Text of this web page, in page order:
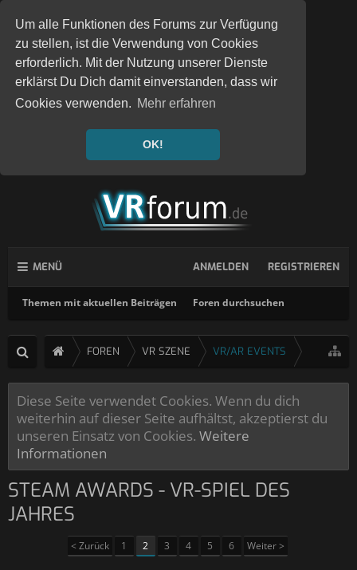
Um alle Funktionen des Forums zur Verfügung
zu stellen, ist die Verwendung von Cookies
erforderlich. Mit der Nutzung unserer Dienste
erklärst Du Dich damit einverstanden, dass wir
Cookies verwenden. Mehr erfahren
OK!
MENÜ
Themen mit aktuellen Beiträgen Foren durchsuchen
ANMELDEN REGISTRIEREN
FOREN VR SZENE VR/AR EVENTS
Diese Seite verwendet Cookies. Wenn du dich
weiterhin auf dieser Seite aufhältst, akzeptierst du
unseren Einsatz von Cookies. Weitere
Informationen
STEAM AWARDS - VR-SPIEL DES
JAHRES
< Zurück 1 2 3 4 5 6 Weiter >